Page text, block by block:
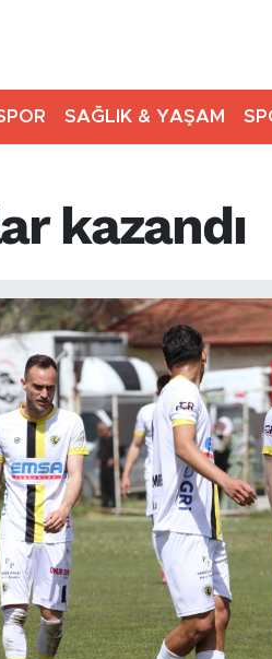
SAĞLIK & YAŞAM
kazandı